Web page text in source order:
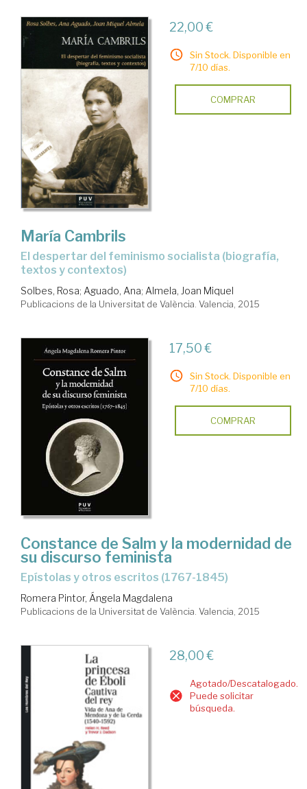
22,00 €
Sin Stock. Disponible en
7/10 días.
COMPRAR
María Cambrils
el despertar del feminismo socialista (biografía,
textos y contextos)
Solbes, Rosa; Aguado, Ana; Almela, Joan Miquel
Publicacions de la Universitat de València. Valencia, 2015
17,50 €
Sin Stock. Disponible en
7/10 días.
COMPRAR
Constance de Salm y la modernidad de
su discurso feminista
Epístolas y otros escritos (1767-1845)
Romera Pintor, Ángela Magdalena
Publicacions de la Universitat de València. Valencia, 2015
28,00 €
Agotado/Descatalogado.
Puede solicitar
búsqueda.